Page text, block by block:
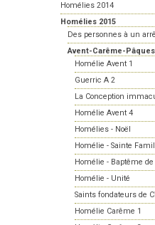
Homélies 2014
Homélies 2015
Des personnes à un
Avent-Carême-Pâques
Homélie Avent 1
Guerric A 2
La Conception
Homélie Avent 4
Homélies - Noël
Homélie - Sainte
Homélie - Baptême
Homélie - Unité
Saints fondateurs de
Homélie Carême 1